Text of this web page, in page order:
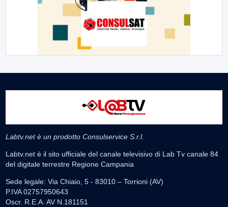
Labtv.net è un prodotto Consulservice S.r.l.
Labtv.net è il sito ufficiale del canale televisivo di Lab Tv canale 84
del digitale terrestre Regione Campania
Sede legale: Via Chiaio, 5 - 83010 – Torrioni (AV)
P.IVA 02757950643
Oscr. R.E.A. AV N.181151